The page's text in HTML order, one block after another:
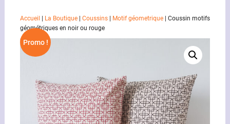
Accueil La Boutique| Coussins| Motif géometrique| Coussin motifs
géométriques en noir ou rouge
Promo !